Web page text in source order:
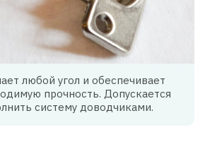
любой угол и обеспечивает
прочность. Допускается
систему доводчиками.